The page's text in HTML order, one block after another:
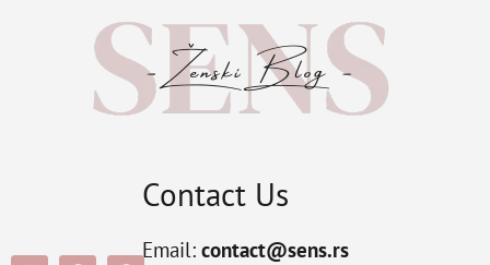
Contact Us
Email: contact@sens.rs